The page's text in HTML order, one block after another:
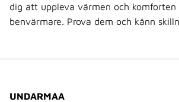
dig att uppleva värmen och komforten
benvärmare. Prova dem och känn
UNDARMAA